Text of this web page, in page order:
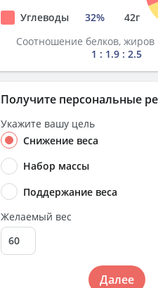
Углеводы
32% 42г
Соотношение белков, жиров
1 : 1.9 : 2.5
Получите персональные
Укажите вашу цель
Снижение веса
Набор массы
Поддержание веса
Желаемый вес
Далее